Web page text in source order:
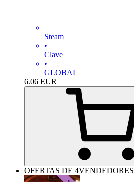
Steam
•
Clave
•
GLOBAL
6.06 EUR
OFERTAS DE 4VENDEDORES